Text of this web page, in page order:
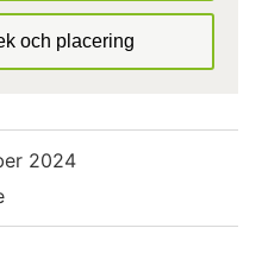
och placering
2024